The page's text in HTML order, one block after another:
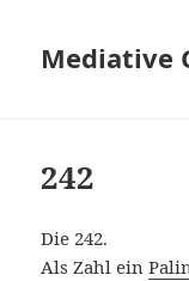
Mediative
242
Die 242.
Als Zahl ein